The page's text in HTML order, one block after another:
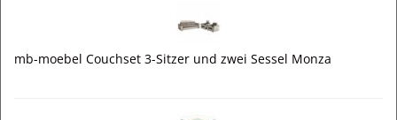
mb-moebel Couchset 3-Sitzer und zwei Sessel Monza